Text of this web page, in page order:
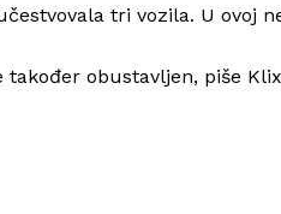
tri vozila. U ovoj
također obustavljen, piše